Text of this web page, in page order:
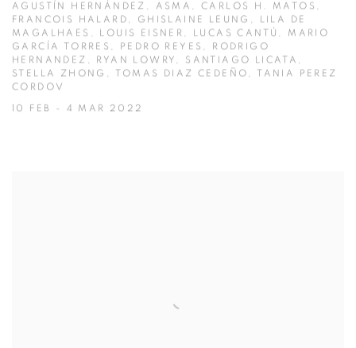
AGUSTÍN HERNÁNDEZ, ASMA, CARLOS H. MATOS,
FRANCOIS HALARD, GHISLAINE LEUNG, LILA DE
MAGALHAES, LOUIS EISNER, LUCAS CANTÚ, MARIO
GARCÍA TORRES, PEDRO REYES, RODRIGO
HERNANDEZ, RYAN LOWRY, SANTIAGO LICATA,
STELLA ZHONG, TOMAS DIAZ CEDEÑO, TANIA PEREZ
CORDOV
10 FEB - 4 MAR 2022